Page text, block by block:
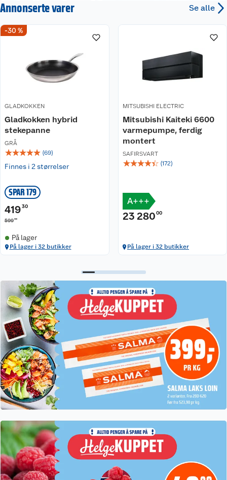
Annonserte varer Se alle
-30 %
GLADKOKKEN
Gladkokken hybrid
stekepanne
GRÅ
☆☆☆☆☆ (69)
Finnes i 2 størrelser
SPAR 179
41930
59900
På lager
På lager i 32 butikker
MITSUBISHI ELECTRIC
Mitsubishi Kaiteki 6600
varmepumpe, ferdig
montert
SAFIRSVART
☆☆☆☆☆ (172)
A+++
23 280 00
På lager i 32 butikker